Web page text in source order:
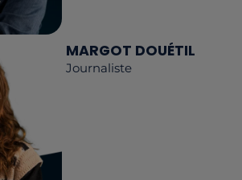
MARGOT DOUÉTIL
Journaliste